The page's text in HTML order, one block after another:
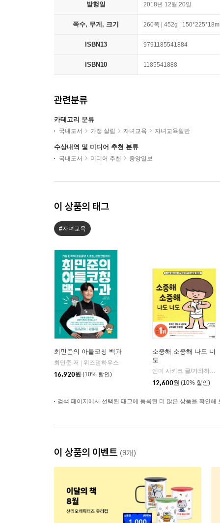
발행일 2018년 12월 20일
쪽수, 무게, 크기 260쪽 | 452g |
ISBN13 9791185541884
ISBN10 1185541888
관련분류
카테고리 분류
국내도서 가정 살림 자녀교육 자녀교육일반
수상내역 및 미디어 추천 분류
국내도서 미디어 추천 중앙일보
이 상품의 태그
#자녀교육
최민준의 아들코칭 백과
최민준 저
위즈덤하우스
16,920원 (10% 할인)
소중해 소중해 나도 너
도
엔미 사키코 글/가와하라 미즈마루 그림/권남희 역
12,600원 (10% 할인)
검색 페이지에서 선택된 태그에 등록된 더 많은 상품을 확인해
이 상품의 이벤트 (9개)